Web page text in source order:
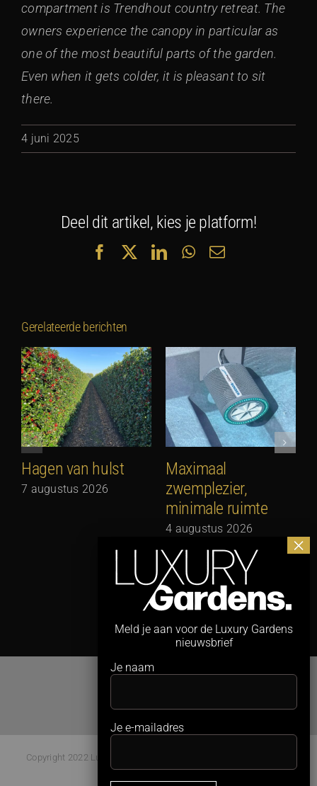
compartment is Trendhout country retreat. The
owners experience the canopy in particular as
one of the most beautiful parts of the garden.
Even when it gets colder, it is pleasant to sit
there.
4 juni 2025
Deel dit artikel, kies je platform!
FacebookLinkedInWhatsApp
E-
Gerelateerde berichten
Hagen van hulst
7 augustus 2026
Maximaal
zwemplezier,
minimale ruimte
4 augustus 2026
Copyright 2022 Luxury Gardens Magazine | All Rights Reserved |
Meld je aan voor de Luxury Gardens
nieuwsbrief
Je naam
Je e-mailadres